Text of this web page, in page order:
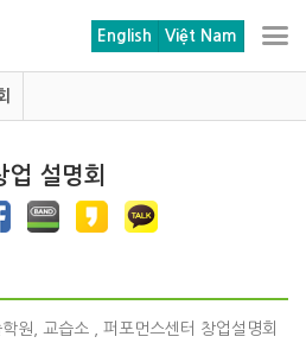
English Việt Nam
업 설명회
원, 교습소 , 퍼포먼스센터 창업설명회